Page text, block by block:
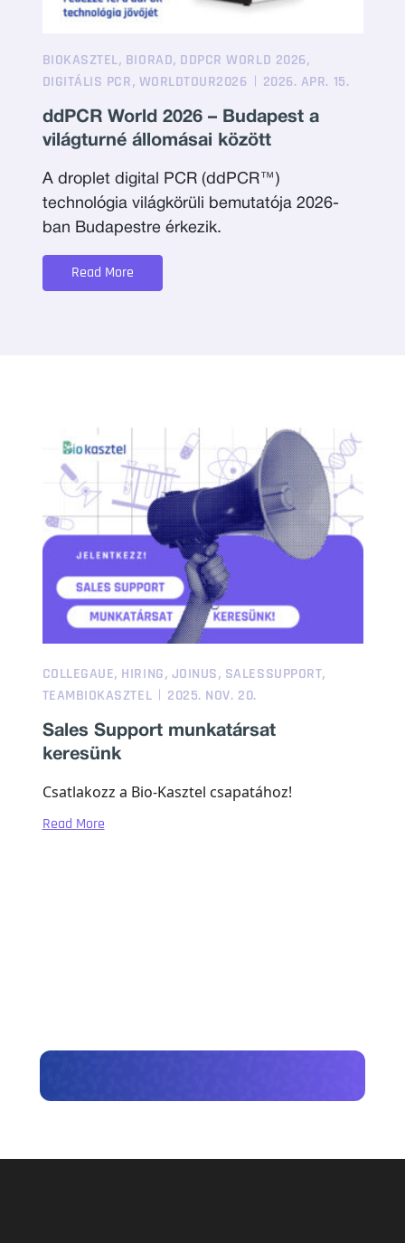
BIOKASZTEL, BIORAD, DDPCR WORLD 2026,
DIGITÁLIS PCR, WORLDTOUR2026 2026. APR. 15.
ddPCR World 2026 – Budapest a
világturné állomásai között
A droplet digital PCR (ddPCR™)
technológia világkörüli bemutatója 2026-
ban Budapestre érkezik.
Read More
COLLEGAUE, HIRING, JOINUS, SALESSUPPORT,
TEAMBIOKASZTEL 2025. NOV. 20.
Sales Support munkatársat
keresünk
Csatlakozz a Bio-Kasztel csapatához!
Read More